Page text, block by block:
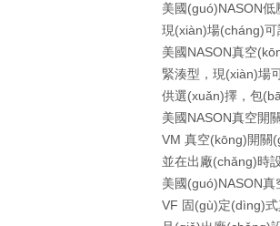
美國(guó)NASON低
現(xiàn)場(cháng)
美國NASON真空
緊湊型，現(xiàn)
供選(xuǎn)擇，包
美國NASON真空開
VM 真空(kōng)開關
並在出廠(chǎng)時
美國(guó)NASON
VF 固(gù)定(dìng)